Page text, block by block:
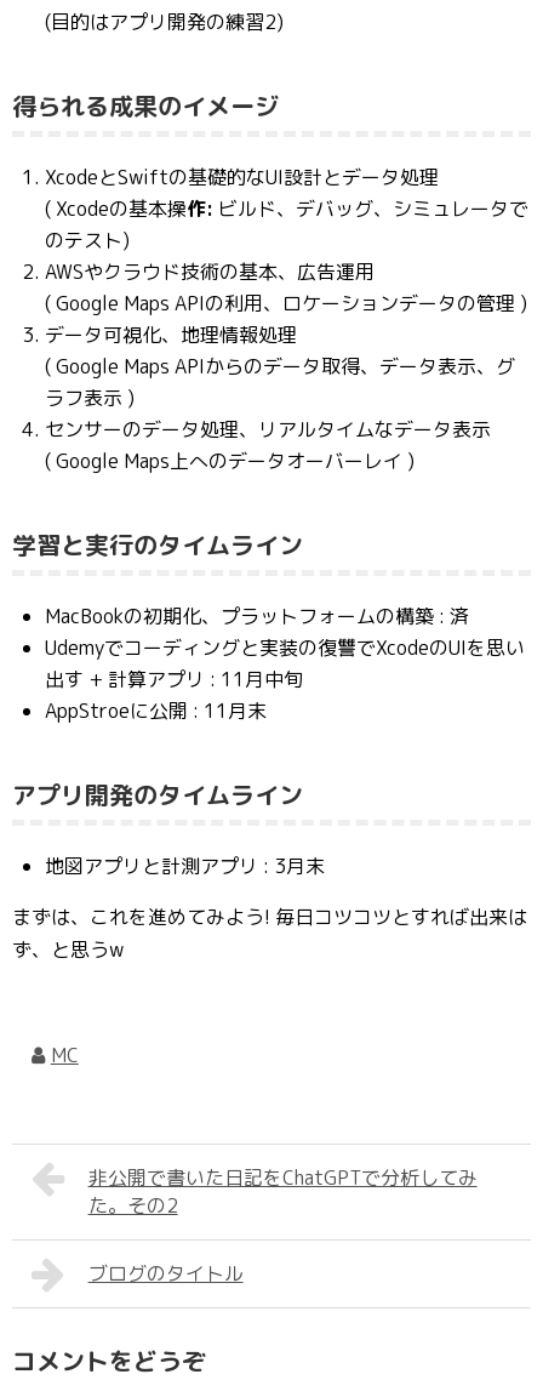
(目的はアプリ開発の練習2)
得られる成果のイメージ
XcodeとSwiftの基礎的なUI設計とデータ処理
( Xcodeの基本操作: ビルド、デバッグ、シミュレータで
のテスト)
AWSやクラウド技術の基本、広告運用
( Google Maps APIの利用、ロケーションデータの管理 )
データ可視化、地理情報処理
( Google Maps APIからのデータ取得、データ表示、グ
ラフ表示 )
センサーのデータ処理、リアルタイムなデータ表示
( Google Maps上へのデータオーバーレイ )
学習と実行のタイムライン
MacBookの初期化、プラットフォームの構築 : 済
Udemyでコーディングと実装の復讐でXcodeのUIを思い
出す + 計算アプリ : 11月中旬
AppStroeに公開 : 11月末
アプリ開発のタイムライン
地図アプリと計測アプリ : 3月末
まずは、これを進めてみよう! 毎日コツコツとすれば出来は
ず、と思うw
MC
非公開で書いた日記をChatGPTで分析してみ
た。その2
ブログのタイトル
コメントをどうぞ